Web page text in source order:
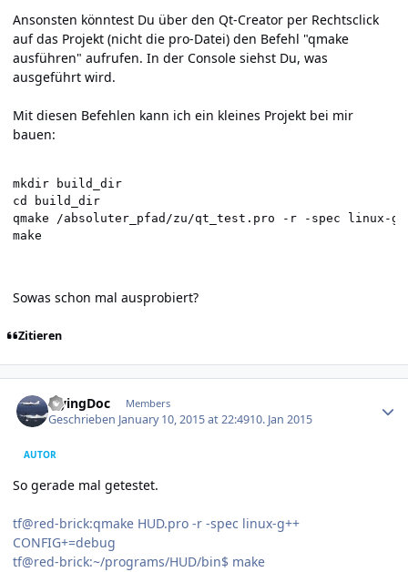
Ansonsten könntest Du über den Qt-Creator per Rechtsclick
auf das Projekt (nicht die pro-Datei) den Befehl "qmake
ausführen" aufrufen. In der Console siehst Du, was
ausgeführt wird.
Mit diesen Befehlen kann ich ein kleines Projekt bei mir
bauen:
mkdir build_dir
cd build_dir
qmake /absoluter_pfad/zu/qt_test.pro -r -spec linux-g++
Sowas schon mal ausprobiert?
Zitieren
FlyingDoc Members
Geschrieben January 10, 2015 at 22:4910. Jan 2015
AUTOR
So gerade mal getestet.
tf@red-brick:qmake HUD.pro -r -spec linux-g++
CONFIG+=debug
tf@red-brick:~/programs/HUD/bin$ make